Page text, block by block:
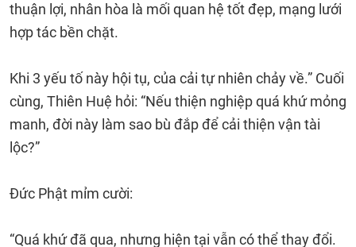
thuận lợi, nhân hòa là mối quan hệ tốt đẹp, mạng lưới
hợp tác bền chặt.
Khi 3 yếu tố này hội tụ, của cải tự nhiên chảy về.” Cuối
cùng, Thiên Huệ hỏi: “Nếu thiện nghiệp quá khứ mỏng
manh, đời này làm sao bù đắp để cải thiện vận tài
lộc?”
Đức Phật mỉm cười:
“Quá khứ đã qua, nhưng hiện tại vẫn có thể thay đổi.